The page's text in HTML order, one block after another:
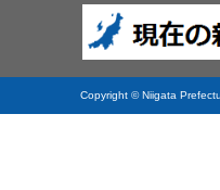
Copyright © Niigata